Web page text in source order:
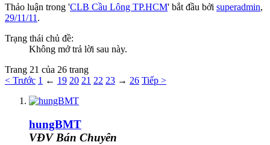
Thảo luận trong 'CLB Cầu Lông TP.HCM' bắt đầu bởi superadmin,
29/11/11 .
Trạng thái chủ đề:
Không mở trả lời sau này.
Trang 21 của 26 trang
< Trước 1 ← 19 20 21 22 23 → 26 Tiếp >
hungBMT
VĐV Bán Chuyên